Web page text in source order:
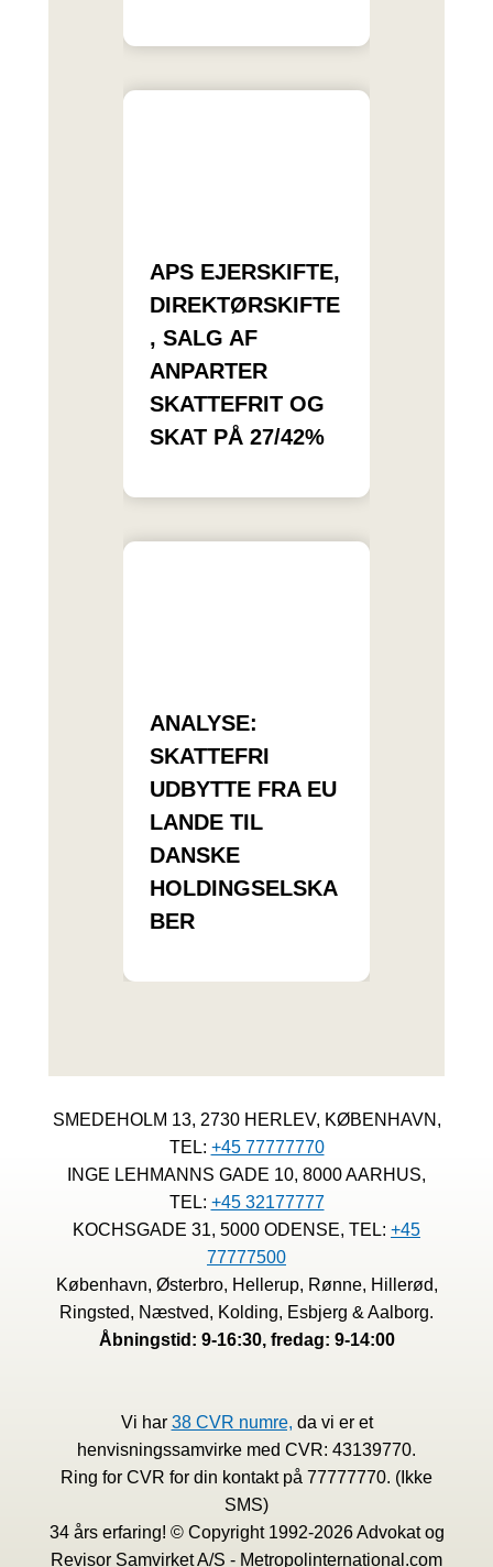
APS EJERSKIFTE,
DIREKTØRSKIFTE
, SALG AF
ANPARTER
SKATTEFRIT OG
SKAT PÅ 27/42%
ANALYSE:
SKATTEFRI
UDBYTTE FRA EU
LANDE TIL
DANSKE
HOLDINGSELSKA
BER
SMEDEHOLM 13, 2730 HERLEV, KØBENHAVN,
TEL: +45 77777770
INGE LEHMANNS GADE 10, 8000 AARHUS,
TEL: +45 32177777
KOCHSGADE 31, 5000 ODENSE, TEL: +45
77777500
København, Østerbro, Hellerup, Rønne, Hillerød,
Ringsted, Næstved, Kolding, Esbjerg & Aalborg.
Åbningstid: 9-16:30, fredag: 9-14:00
Vi har 38 CVR numre, da vi er et
henvisningssamvirke med CVR: 43139770.
Ring for CVR for din kontakt på 77777770. (Ikke
SMS)
34 års erfaring! © Copyright 1992-2026 Advokat og
Revisor Samvirket A/S - Metropolinternational.com